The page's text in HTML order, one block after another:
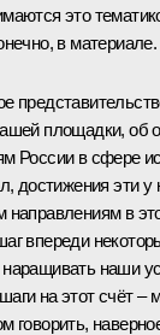
это
в материале.
площадки, об
России в сфере
достижения эти у
направлениям в
впереди
наращивать наши
на этот счёт –
говорить,